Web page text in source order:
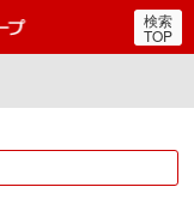
郵便局・日本郵政グルー
検索
TOP